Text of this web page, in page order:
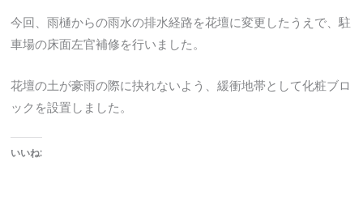
今回、雨樋からの雨水の排水経路を花壇に変更したうえで、駐
車場の床面左官補修を行いました。
花壇の土が豪雨の際に抉れないよう、緩衝地帯として化粧ブロ
ックを設置しました。
いいね: